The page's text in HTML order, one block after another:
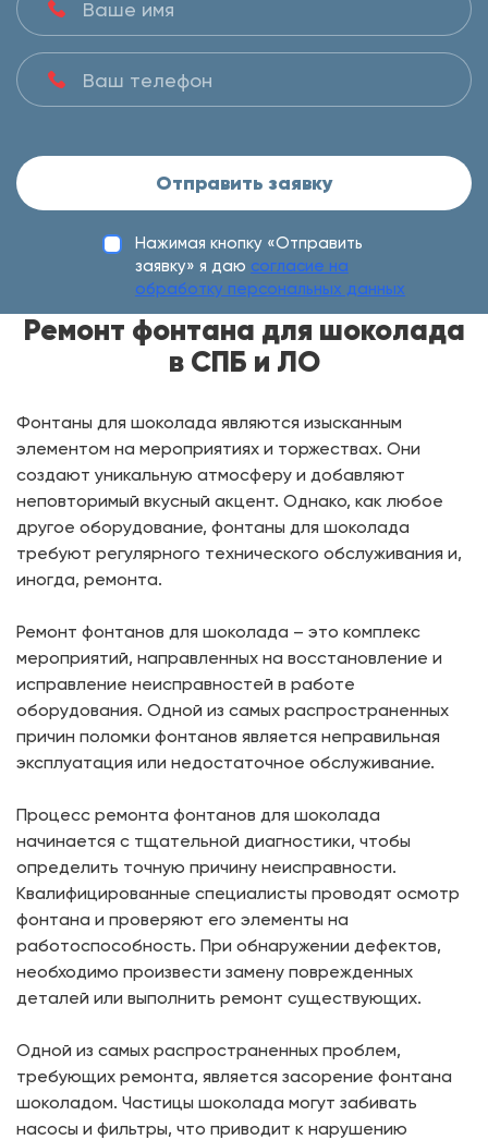
Отправить заявку
Нажимая кнопку «Отправить
заявку» я даю согласие на
обработку персональных данных
Ремонт фонтана для шоколада
в СПБ и ЛО
Фонтаны для шоколада являются изысканным
элементом на мероприятиях и торжествах. Они
создают уникальную атмосферу и добавляют
неповторимый вкусный акцент. Однако, как любое
другое оборудование, фонтаны для шоколада
требуют регулярного технического обслуживания и,
иногда, ремонта.
Ремонт фонтанов для шоколада – это комплекс
мероприятий, направленных на восстановление и
исправление неисправностей в работе
оборудования. Одной из самых распространенных
причин поломки фонтанов является неправильная
эксплуатация или недостаточное обслуживание.
Процесс ремонта фонтанов для шоколада
начинается с тщательной диагностики, чтобы
определить точную причину неисправности.
Квалифицированные специалисты проводят осмотр
фонтана и проверяют его элементы на
работоспособность. При обнаружении дефектов,
необходимо произвести замену поврежденных
деталей или выполнить ремонт существующих.
Одной из самых распространенных проблем,
требующих ремонта, является засорение фонтана
шоколадом. Частицы шоколада могут забивать
насосы и фильтры, что приводит к нарушению